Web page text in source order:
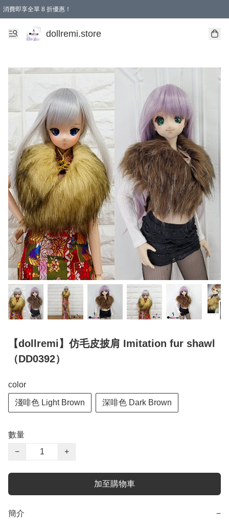
消費即享全單 8 折優惠！
購物滿 HKD 1500.00即享免運費優惠！（適用於 本地送貨、本地取貨、國際送貨 )
dollremi.store
【dollremi】仿毛皮披肩 Imitation fur shawl
（DD0392）
color
淺啡色 Light Brown 深啡色 Dark Brown
數量
−
+
加至購物車
簡介 −